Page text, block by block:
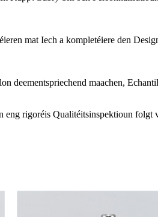
mat Iech a kompletéiere den
deementspriechend maachen,
eng rigoréis Qualitéitsinspektioun